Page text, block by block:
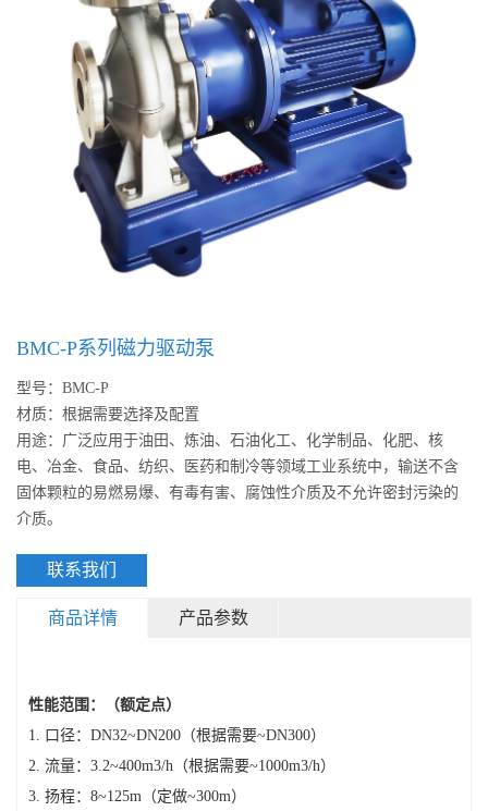
BMC-P系列磁力驱动泵
型号：BMC-P
材质：根据需要选择及配置
用途：广泛应用于油田、炼油、石油化工、化学制品、化肥、核
电、冶金、食品、纺织、医药和制冷等领域工业系统中，输送不含
固体颗粒的易燃易爆、有毒有害、腐蚀性介质及不允许密封污染的
介质。
联系我们
商品详情 产品参数
性能范围：（额定点）
1. 口径：DN32~DN200（根据需要~DN300）
2. 流量：3.2~400m3/h（根据需要~1000m3/h）
3. 扬程：8~125m（定做~300m）